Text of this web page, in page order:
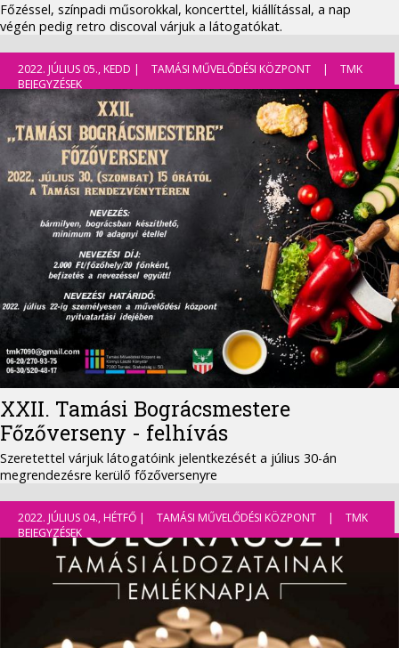
Főzéssel, színpadi műsorokkal, koncerttel, kiállítással, a nap
végén pedig retro discoval várjuk a látogatókat.
2022. JÚLIUS 05., KEDD | TAMÁSI MŰVELŐDÉSI KÖZPONT |
TMK
BEJEGYZÉSEK
XXII. Tamási Bográcsmestere
Főzőverseny - felhívás
Szeretettel várjuk látogatóink jelentkezését a július 30-án
megrendezésre kerülő főzőversenyre
2022. JÚLIUS 04., HÉTFŐ | TAMÁSI MŰVELŐDÉSI KÖZPONT |
TMK
BEJEGYZÉSEK